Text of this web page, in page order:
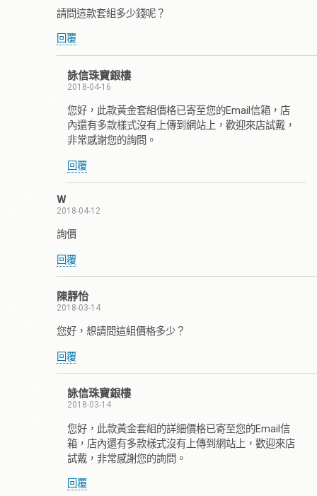
請問這款套組多少錢呢？
回覆
詠信珠寶銀樓
2018-04-16
您好，此款黃金套組價格已寄至您的Email信箱，店
內還有多款樣式沒有上傳到網站上，歡迎來店試戴，
非常感謝您的詢問。
回覆
W
2018-04-12
詢價
回覆
陳靜怡
2018-03-14
您好，想請問這組價格多少？
回覆
詠信珠寶銀樓
2018-03-14
您好，此款黃金套組的詳細價格已寄至您的Email信
箱，店內還有多款樣式沒有上傳到網站上，歡迎來店
試戴，非常感謝您的詢問。
回覆